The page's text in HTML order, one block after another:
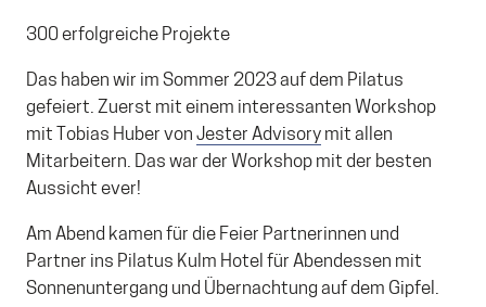
300 erfolgreiche Projekte
Das haben wir im Sommer 2023 auf dem Pilatus
gefeiert. Zuerst mit einem interessanten Workshop
mit Tobias Huber von Jester Advisory mit allen
Mitarbeitern. Das war der Workshop mit der besten
Aussicht ever!
Am Abend kamen für die Feier Partnerinnen und
Partner ins Pilatus Kulm Hotel für Abendessen mit
Sonnenuntergang und Übernachtung auf dem Gipfel.